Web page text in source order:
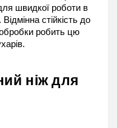
швидкої роботи в
стійкість до
обробки робить цю
ніж для